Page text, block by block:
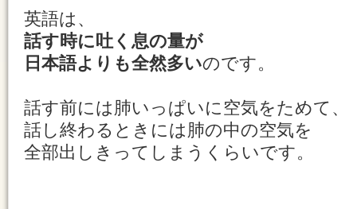
英語は、
話す時に吐く息の量が
日本語よりも全然多いのです。
話す前には肺いっぱいに空気をためて、
話し終わるときには肺の中の空気を
全部出しきってしまうくらいです。